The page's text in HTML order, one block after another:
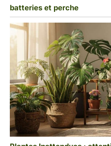
batteries et perche